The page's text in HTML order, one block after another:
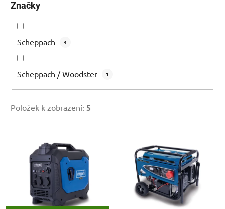
Značky
Scheppach 4
Scheppach / Woodster 1
Položek k zobrazení: 5